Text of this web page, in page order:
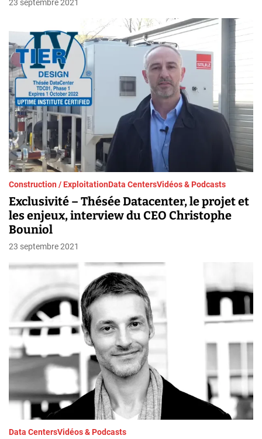
23 septembre 2021
Construction / ExploitationData CentersVidéos & Podcasts
Exclusivité – Thésée Datacenter, le projet et
les enjeux, interview du CEO Christophe
Bouniol
23 septembre 2021
Data CentersVidéos & Podcasts